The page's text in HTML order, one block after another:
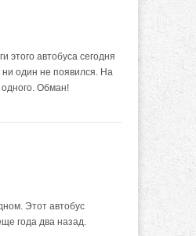
этого автобуса сегодня
ни один не появился. На
Обман!
Этот автобус
года два назад.